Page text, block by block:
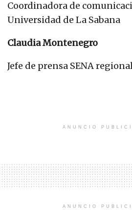
Coordinadora de
Universidad de La Sabana
Claudia Montenegro
Jefe de prensa SENA
ANUNCIO
ANUNCIO